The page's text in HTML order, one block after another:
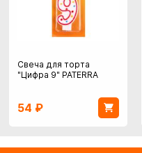
Свеча для торта
"Цифра 9" PATERRA
54 ₽